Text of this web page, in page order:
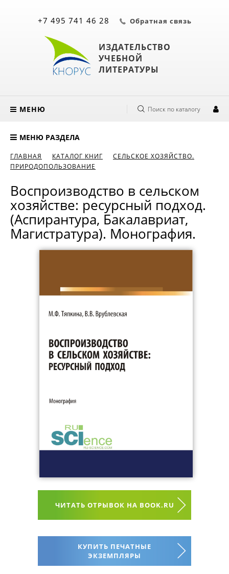
ИЗДАТЕЛЬСТВО
УЧЕБНОЙ
ЛИТЕРАТУРЫ
+7 495 741 46 28 Обратная связь
МЕНЮ Поиск по каталогу
МЕНЮ РАЗДЕЛА
ГЛАВНАЯ КАТАЛОГ КНИГ
СЕЛЬСКОЕ ХОЗЯЙСТВО.
ПРИРОДОПОЛЬЗОВАНИЕ
Воспроизводство в сельском
хозяйстве: ресурсный подход.
(Аспирантура, Бакалавриат,
Магистратура). Монография.
ЧИТАТЬ ОТРЫВОК НА BOOK.RU
КУПИТЬ ПЕЧАТНЫЕ
ЭКЗЕМПЛЯРЫ